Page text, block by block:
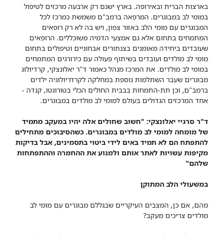
בארצות הברית ובאירופה. בארץ ישנם רק ארבעה מרכזים לטיפול
במומי לב במבוגרים. המרפאה ברמב"ם משמשת כמרכז לכל
המבוגרים עם מומי הלב באזור צפון, ויש בה לא רק רופאים
המתמחים בתחום אלא גם אמצעי הדמיה משוכללים. הרופאים
שעובדים ביחידה מאומנים בצנתורים אבחוניים וטיפולים בתחום
מומי לב מולדים ועובדים בשיתוף פעולה עם כירורגים המתמחים
במומי לב מולדים. את המרכז מנהל כאמור ד"ר יאלונצקי, קרדיולוג
מבוגרים שעבר השתלמות נוספת במחלקה לקרדריולוגיה ילדים
ברמב"ם, וכן תת-התמחות בבבית החולים הכלי בטורונטו, קנדה -
אחד המרכזים הגדולים בעולם למומי לב מולדים במבוגרים.
ד"ר סרגיי יאלונצקי: "חשוב שחולים אלה יהיו במעקב מתמיד
של מומחה למומי לב מולדים במבוגרים. כשהסיבוכים מתחילים
להתפתח הם לא תמיד באים לידי ביטוי בתסמינים, אבל בדיקות
מקיפות עשויות לאתר אותם ולמנוע את ההחמרה וההתפתחות
שלהם"​
במשעולי הלב המתוקן
מהם, אם כן, המצבים העיקריים שבגללם מבוגרים עם מומי לב
מולדים צריכים מעקב?